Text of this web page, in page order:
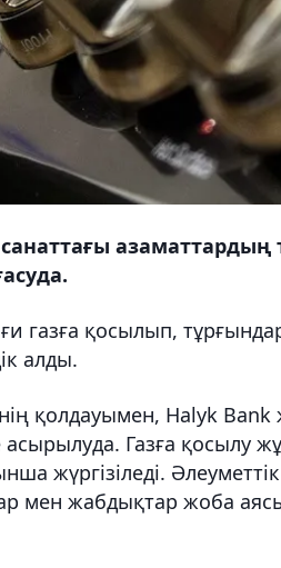
азаматтардың
газға қосылып,
алды.
қолдауымен, Halyk
Газға қосылу
жүргізіледі.
мен жабдықтар жоба